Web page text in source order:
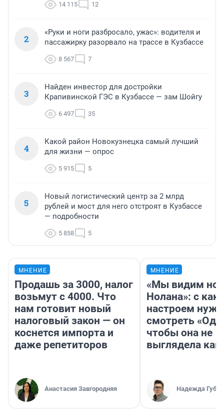
14 115 12
2
«Руки и ноги разбросало, ужас»: водителя и
пассажирку разорвало на трассе в Кузбассе
8 567 7
3
Найден инвестор для достройки
Крапивинской ГЭС в Кузбассе — зам Шойгу
6 497 35
4
Какой район Новокузнецка самый лучший
для жизни — опрос
5 915 5
5
Новый логистический центр за 2 млрд
рублей и мост для него отстроят в Кузбассе
— подробности
5 858 5
МНЕНИЕ
Продашь за 3000, налог
возьмут с 4000. Что
нам готовит новый
налоговый закон — он
коснется импорта и
даже репетиторов
Анастасия Завгородняя
МНЕНИЕ
«Мы видим
Нолана»: с
настроем
смотреть
чтобы она не
выглядела как
Надежда